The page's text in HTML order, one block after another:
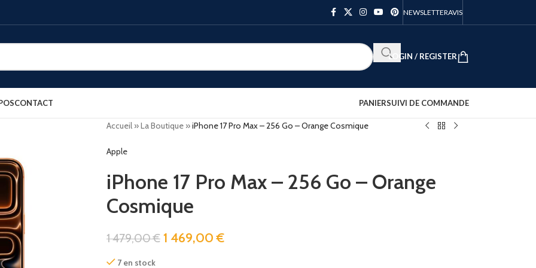
NEWSLETTERAVIS
LOGIN / REGISTER
CONTACT PANIERSUIVI DE COMMANDE
Accueil»La Boutique»iPhone 17 Pro Max – 256 Go – Orange Cosmique
Apple
iPhone 17 Pro Max – 256 Go – Orange
Cosmique
1 479,00€ 1 469,00€
7 en stock